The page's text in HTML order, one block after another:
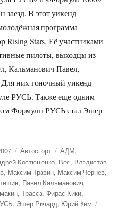
заезд. В этот уикенд
программа
Stars. Её участниками
пилоты, выходцы из
Кальманович Павел,
Для них гоночный уикенд
РУСЬ. Также еще одним
Формулы РУСЬ стал Эшер
Формулы РУСЬ». 1-2 этапы.
Рубрики
Автоспорт Метки
АДМ,
Костюшенко, Вес, Владистав
, Максим Травин, Максим Чернев,
, Павел Кальманович,
,Трасса,Фирас Кики,
, Эшер Ричард, Юрий Ким